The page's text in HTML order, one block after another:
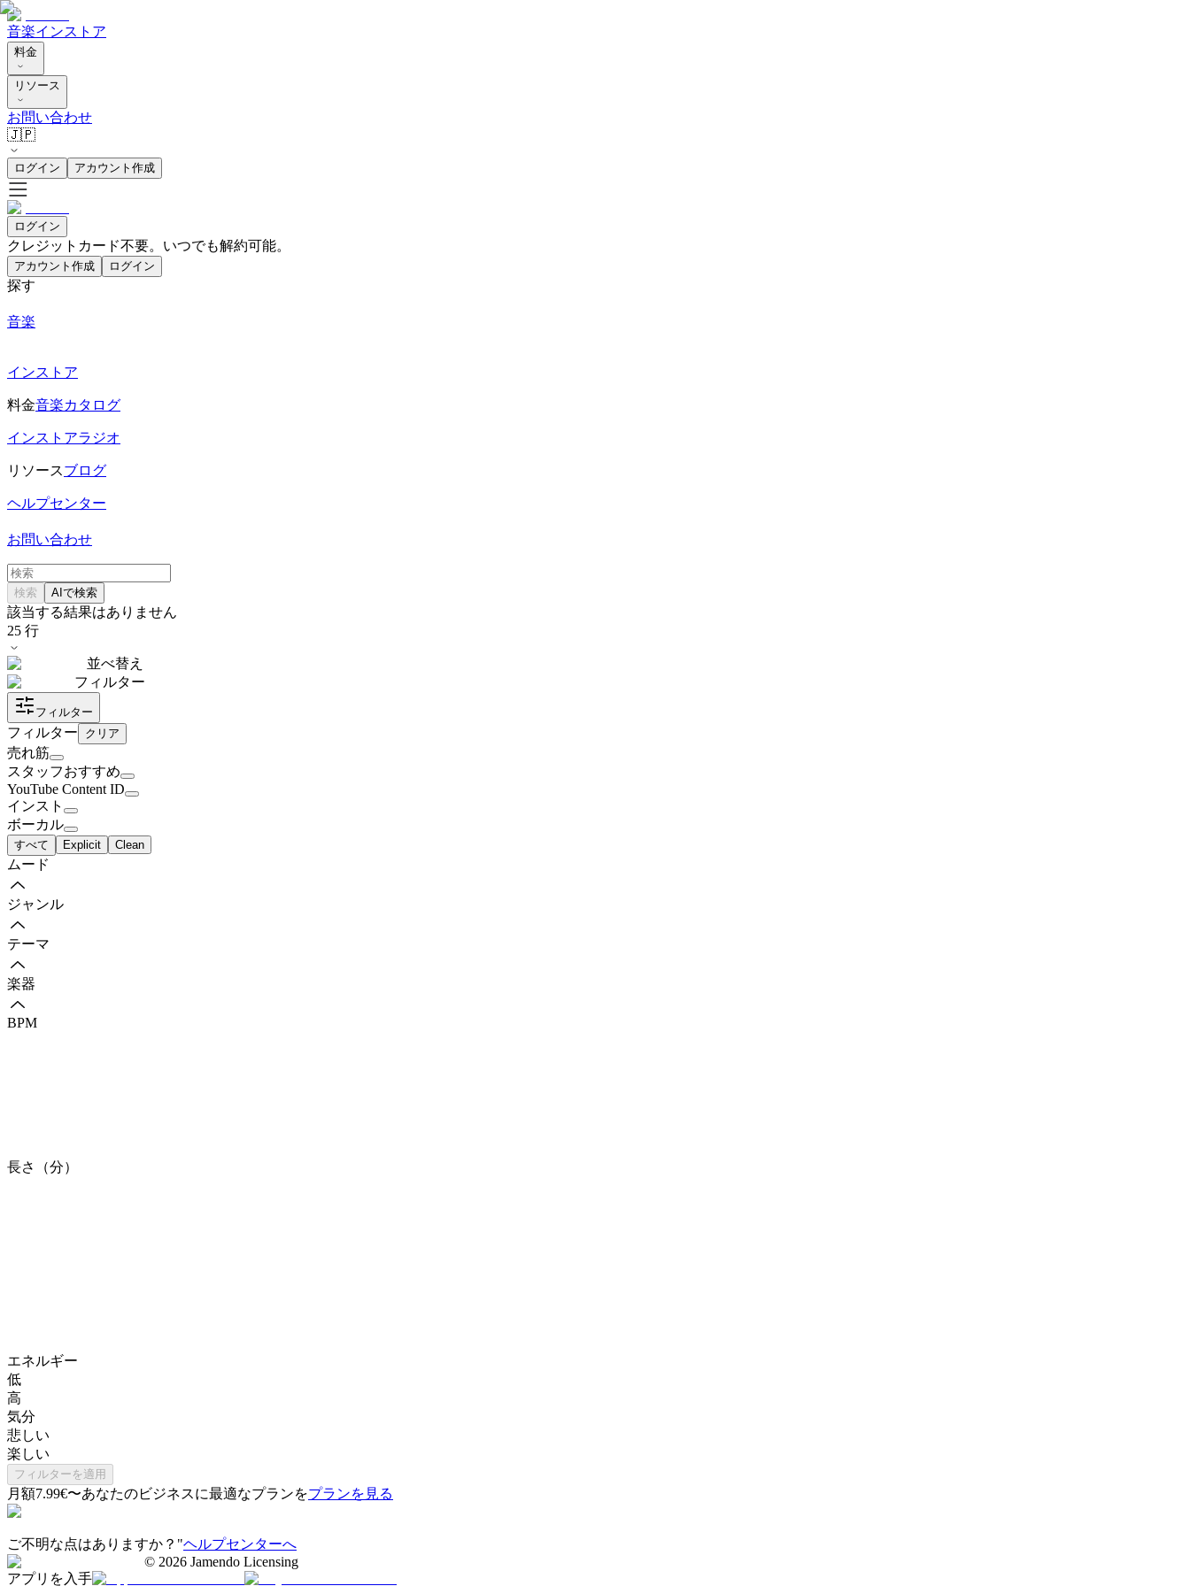
音楽インストア
料金
リソース
お問い合わせ
🇯🇵
ログイン アカウント作成
ログイン
クレジットカード不要。いつでも解約可能。
アカウント作成 ログイン
探す
音楽
インストア
料金音楽カタログ
インストアラジオ
リソースブログ
ヘルプセンター
お問い合わせ
検索 AIで検索
該当する結果はありません
25 行
並べ替え
フィルター
フィルター
フィルター クリア
売れ筋
スタッフおすすめ
YouTube Content ID
インスト
ボーカル
すべて Explicit Clean
ムード
ジャンル
テーマ
楽器
BPM
長さ（分）
エネルギー
低
高
気分
悲しい
楽しい
フィルターを適用
月額7.99€〜あなたのビジネスに最適なプランをプランを見る
ご不明な点はありますか？"ヘルプセンターへ
© 2026 Jamendo Licensing
アプリを入手